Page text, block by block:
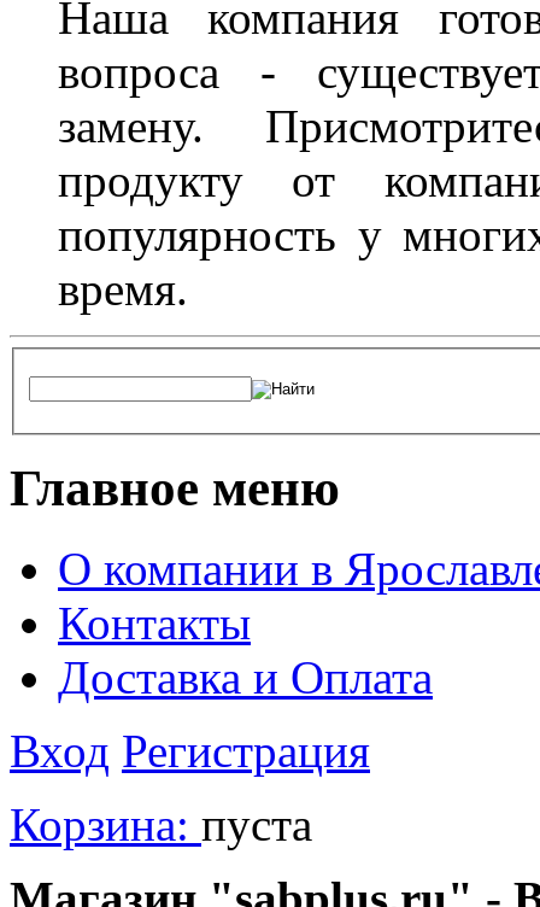
Наша компания
вопроса -
замену.
продукту от
популярность у
время.
Главное меню
О компании в
Контакты
Доставка и Оплата
Вход Регистрация
Корзина: пуста